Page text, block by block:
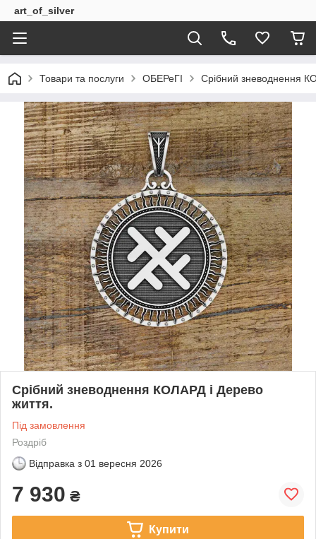
art_of_silver
Товари та послуги ОБЕРеГІ Срібний зневоднення
Срібний зневоднення КОЛАРД і Дерево
життя.
Під замовлення
Роздріб
Відправка з 01 вересня 2026
7 930 ₴
Купити